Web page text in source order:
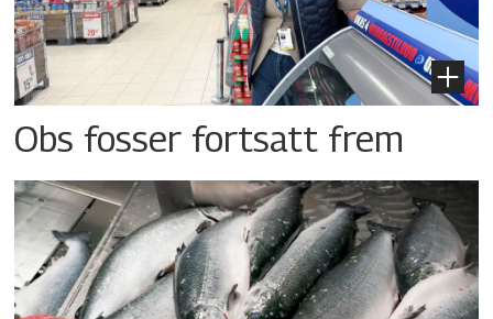
Obs fosser fortsatt frem